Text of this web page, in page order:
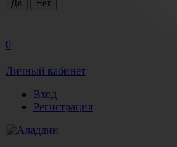
0
Личный кабинет
Вход
Регистрация